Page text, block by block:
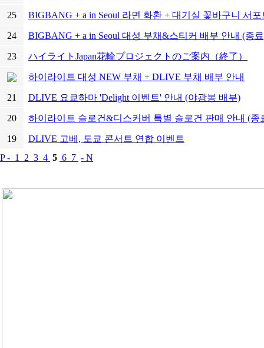
25 BIGBANG + a in Seoul 라면 화환 + 대기실 꽃바구니 서
24 BIGBANG + a in Seoul 대성 부채&스티커 배부 안내 (종
23 ハイライトJapan花輪プロジェクトのご案内（終了）
하이라이트 대성 NEW 부채 + DLIVE 부채 배부 안내
21 DLIVE 요쿄하마 'Delight 이벤트' 안내 (야광봉 배부)
20 하이라이트 슬로건&디스커버 특별 슬로건 판매 안내 (종
19
DLIVE 고베, 도쿄 콘서트 연합 이벤트
P - 1 2 3 4 5 6 7 - N